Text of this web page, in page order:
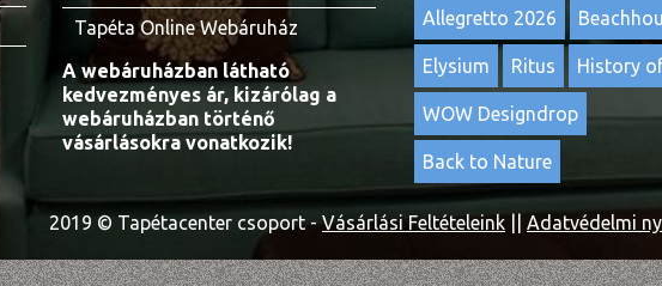
Tapéta Online Webáruház
A webáruházban látható
kedvezményes ár, kizárólag a
webáruházban történő
vásárlásokra vonatkozik!
Allegretto 2026
Elysium Ritus History
WOW Designdrop
Back to Nature
2019 © Tapétacenter csoport -Vásárlási Feltételeink Adatvédelmi